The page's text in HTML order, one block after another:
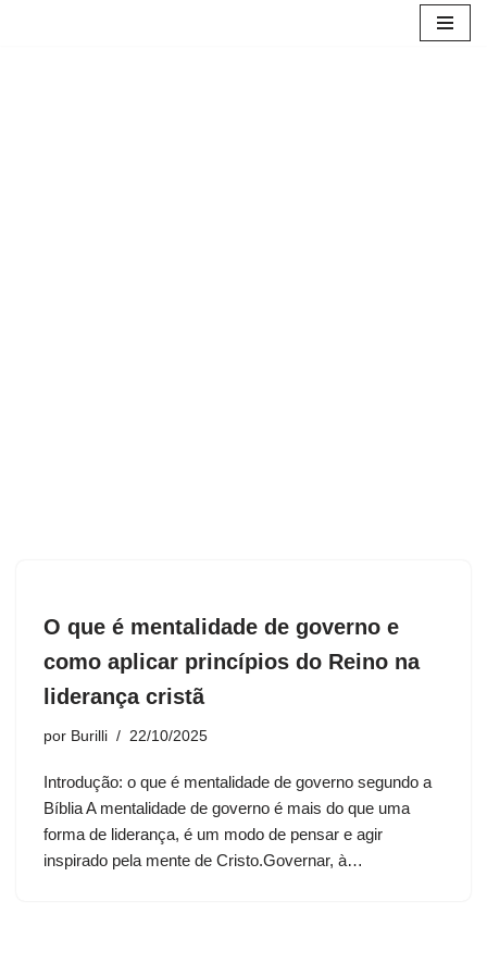
O que é mentalidade de governo e
como aplicar princípios do Reino na
liderança cristã
por Burilli 22/10/2025
Introdução: o que é mentalidade de governo segundo a
Bíblia A mentalidade de governo é mais do que uma
forma de liderança, é um modo de pensar e agir
inspirado pela mente de Cristo.Governar, à…